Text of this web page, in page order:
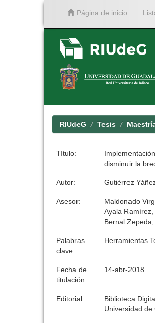
Página de inicio
RIUdeG Tesis
Título:
disminuir la
Autor: Gutiérrez
Asesor:
Maldonado
Ayala Ramírez,
Bernal
Palabras
clave:
Herramientas
Fecha de
titulación:
14-abr-2018
Editorial:
Biblioteca
Universidad de